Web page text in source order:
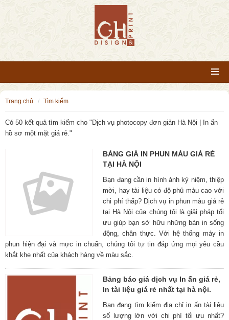
trang chủ tìm kiếm
Có 50 kết quả tìm kiếm cho " Dịch vụ photocopy đơn giản Hà Nội | In ấn
hồ sơ một mặt giá rẻ."
BẢNG GIÁ IN PHUN MÀU GIÁ RẺ
TẠI HÀ NỘI
Bạn đang cần in hình ảnh kỷ niệm, thiệp
mời, hay tài liệu có độ phủ màu cao với
chi phí thấp? Dịch vụ in phun màu giá rẻ
tại Hà Nội của chúng tôi là giải pháp tối
ưu giúp bạn sở hữu những bản in sống
động, chân thực. Với hệ thống máy in
phun hiện đại và mực in chuẩn, chúng tôi tự tin đáp ứng mọi yêu cầu
khắt khe nhất của khách hàng về màu sắc.
Bảng báo giá dịch vụ In ấn giá rẻ,
In tài liệu giá rẻ nhất tại hà nội.
Bạn đang tìm kiếm địa chỉ in ấn tài liệu
số lượng lớn với chi phí tối ưu nhất?